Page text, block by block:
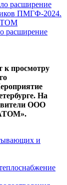
расширение
к просмотру
На
ООО